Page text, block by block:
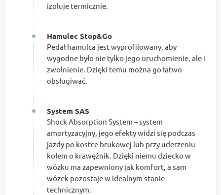
izoluje termicznie.
Hamulec Stop&Go
Pedał hamulca jest wyprofilowany, aby
wygodne było nie tylko jego uruchomienie, ale i
zwolnienie. Dzięki temu można go łatwo
obsługiwać.
System SAS
Shock Absorption System – system
amortyzacyjny, jego efekty widzi się podczas
jazdy po kostce brukowej lub przy uderzeniu
kołem o krawężnik. Dzięki niemu dziecko w
wózku ma zapewniony jak komfort, a sam
wózek pozostaje w idealnym stanie
technicznym.